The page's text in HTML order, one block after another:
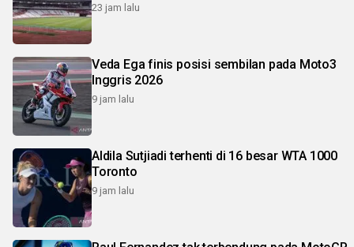
23 jam lalu
Veda Ega finis posisi sembilan pada Moto3
Inggris 2026
9 jam lalu
Aldila Sutjiadi terhenti di 16 besar WTA 1000
Toronto
9 jam lalu